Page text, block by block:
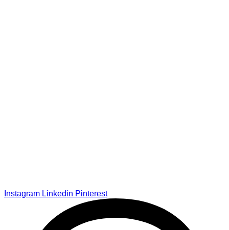
Instagram Linkedin Pinterest